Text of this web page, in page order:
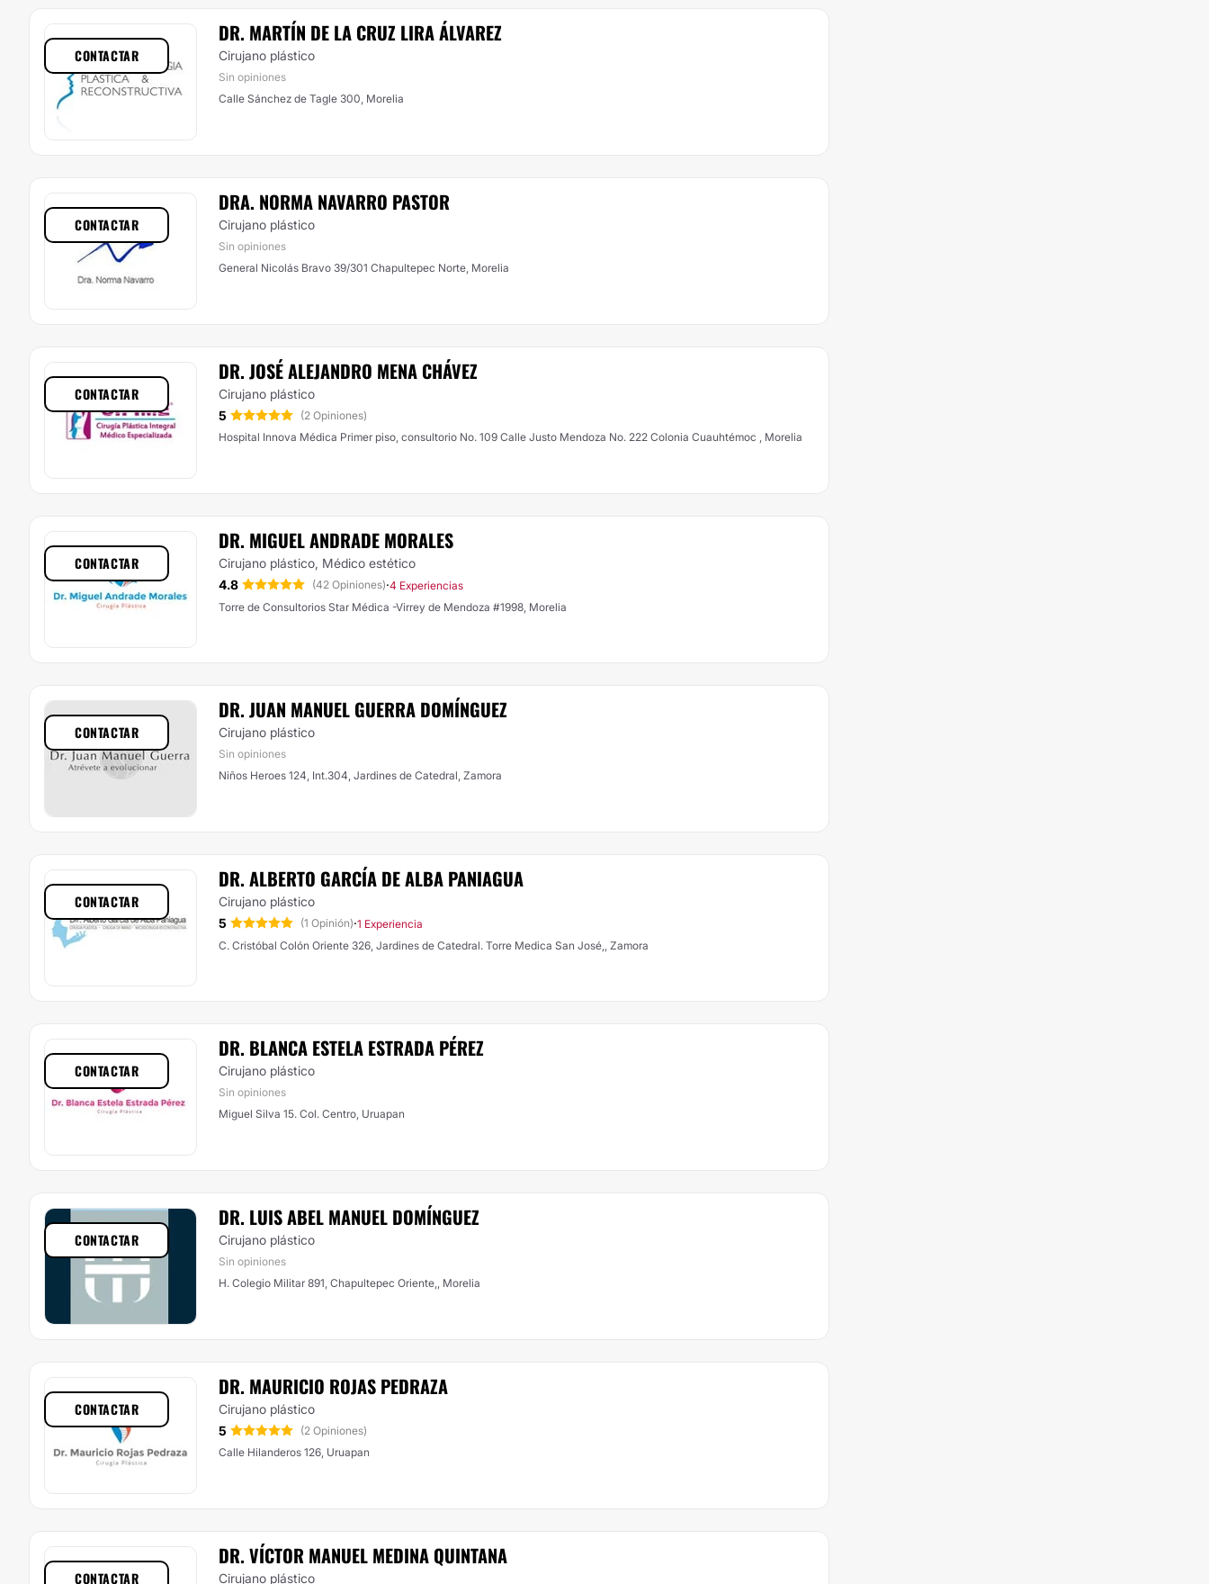
DR. MARTÍN DE LA CRUZ LIRA ÁLVAREZ
Cirujano plástico
Sin opiniones
Calle Sánchez de Tagle 300, Morelia
CONTACTAR
DRA. NORMA NAVARRO PASTOR
Cirujano plástico
Sin opiniones
General Nicolás Bravo 39/301 Chapultepec Norte, Morelia
CONTACTAR
DR. JOSÉ ALEJANDRO MENA CHÁVEZ
Cirujano plástico
5
(2 Opiniones)
Hospital Innova Médica Primer piso, consultorio No. 109 Calle Justo Mendoza No. 222 Colonia Cuauhtémoc , Morelia
CONTACTAR
DR. MIGUEL ANDRADE MORALES
Cirujano plástico, Médico estético
4.8
(42 Opiniones)·4 Experiencias
Torre de Consultorios Star Médica -Virrey de Mendoza #1998, Morelia
CONTACTAR
DR. JUAN MANUEL GUERRA DOMÍNGUEZ
Cirujano plástico
Sin opiniones
Niños Heroes 124, Int.304, Jardines de Catedral, Zamora
CONTACTAR
DR. ALBERTO GARCÍA DE ALBA PANIAGUA
Cirujano plástico
5
(1 Opinión)·1 Experiencia
C. Cristóbal Colón Oriente 326, Jardines de Catedral. Torre Medica San José,, Zamora
CONTACTAR
DR. BLANCA ESTELA ESTRADA PÉREZ
Cirujano plástico
Sin opiniones
Miguel Silva 15. Col. Centro, Uruapan
CONTACTAR
DR. LUIS ABEL MANUEL DOMÍNGUEZ
Cirujano plástico
Sin opiniones
H. Colegio Militar 891, Chapultepec Oriente,, Morelia
CONTACTAR
DR. MAURICIO ROJAS PEDRAZA
Cirujano plástico
5
(2 Opiniones)
Calle Hilanderos 126, Uruapan
CONTACTAR
DR. VÍCTOR MANUEL MEDINA QUINTANA
Cirujano plástico
CONTACTAR